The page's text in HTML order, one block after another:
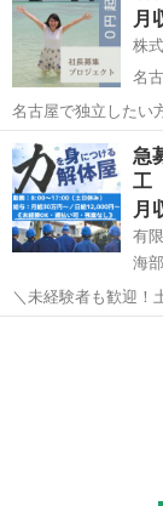
た実...
月
株
名
名古屋で独立したい
独立の為、最短3か月～最長1年
ので、 事業拡大のため
主に現...
愛知 名古屋市
急
工
月
有
海
＼未経験者も歓迎！土日休み
円〜可能 ✅17時仕